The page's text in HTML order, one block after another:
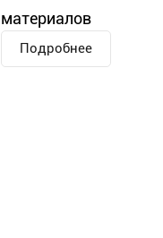
материалов
Подробнее